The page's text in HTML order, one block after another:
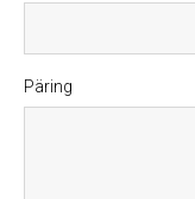
Päring